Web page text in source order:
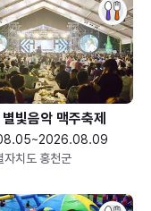
빛음악 맥주축제
자치도 홍천군